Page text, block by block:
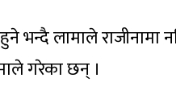
भन्दै लामाले राजीनामा
गरेका छन् ।